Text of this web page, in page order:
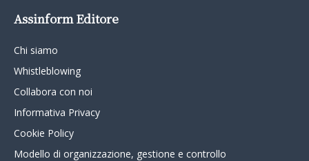
Assinform Editore
Chi siamo
Whistleblowing
Collabora con noi
Informativa Privacy
Cookie Policy
Modello di organizzazione, gestione e controllo